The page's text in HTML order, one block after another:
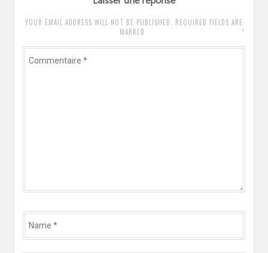
YOUR EMAIL ADDRESS WILL NOT BE PUBLISHED. REQUIRED FIELDS ARE
MARKED
*
Commentaire
Name
*